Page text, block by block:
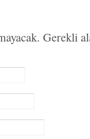
Gerekli